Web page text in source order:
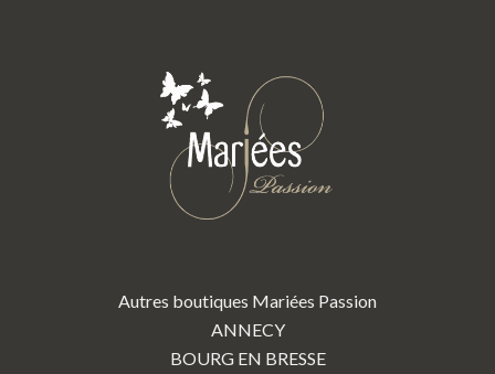
Autres boutiques Mariées Passion
ANNECY
BOURG EN BRESSE